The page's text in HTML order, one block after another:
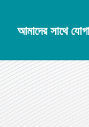
আমাদের সাথে